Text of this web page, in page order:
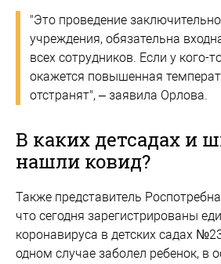
"Это проведение
учреждения, обязательна
всех сотрудников. Если у кого-
окажется повышенная
отстранят", – заявила Орлова.
В каких детсадах и
нашли ковид?
Также представитель
что сегодня зарегистрированы
коронавируса в детских садах
одном случае заболел ребенок, в